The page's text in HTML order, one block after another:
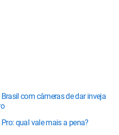
com câmeras de dar inveja
qual vale mais a pena?